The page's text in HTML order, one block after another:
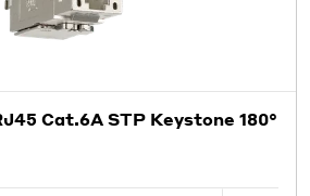
Cat.6A STP Keystone 180°